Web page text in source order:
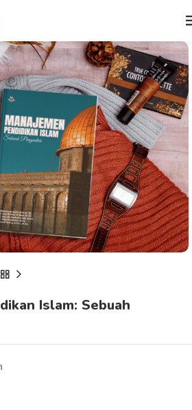
Islam: Sebuah